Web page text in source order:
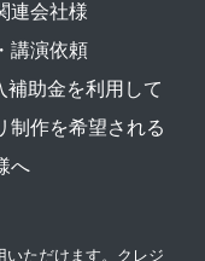
連会社様
講演依頼
補助金を利用して
制作を希望される
へ
いただけます。クレジ